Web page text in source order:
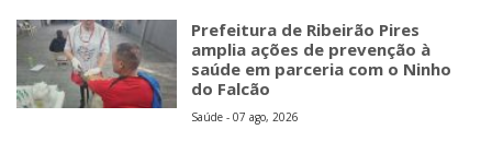
Prefeitura de Ribeirão Pires
amplia ações de prevenção à
saúde em parceria com o Ninho
do Falcão
Saúde - 07 ago, 2026